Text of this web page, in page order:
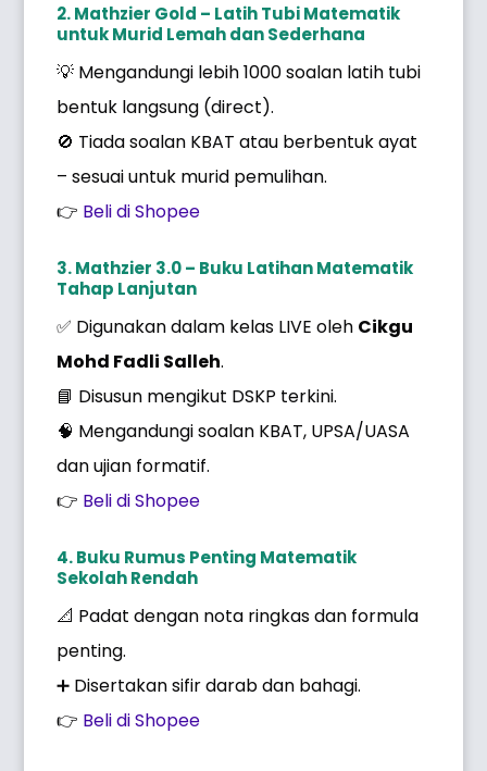
2. Mathzier Gold – Latih Tubi Matematik
untuk Murid Lemah dan Sederhana
💡 Mengandungi lebih 1000 soalan latih tubi
bentuk langsung (direct).
🚫 Tiada soalan KBAT atau berbentuk ayat
– sesuai untuk murid pemulihan.
👉 Beli di Shopee
3. Mathzier 3.0 – Buku Latihan Matematik
Tahap Lanjutan
✅ Digunakan dalam kelas LIVE oleh Cikgu
Mohd Fadli Salleh.
📘 Disusun mengikut DSKP terkini.
🧠 Mengandungi soalan KBAT, UPSA/UASA
dan ujian formatif.
👉 Beli di Shopee
4. Buku Rumus Penting Matematik
Sekolah Rendah
📐 Padat dengan nota ringkas dan formula
penting.
➕ Disertakan sifir darab dan bahagi.
👉 Beli di Shopee